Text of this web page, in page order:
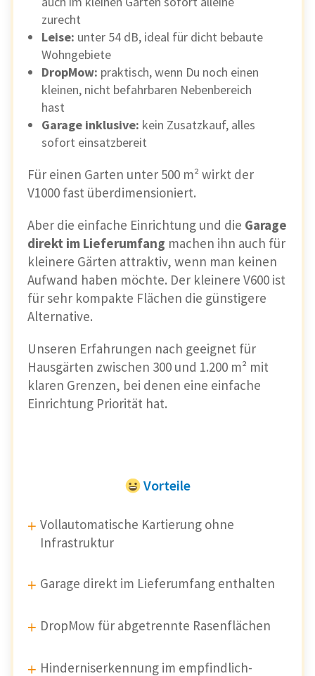
zurecht
Leise: unter 54 dB, ideal für dicht bebaute
Wohngebiete
DropMow: praktisch, wenn Du noch einen
kleinen, nicht befahrbaren Nebenbereich
hast
Garage inklusive: kein Zusatzkauf, alles
sofort einsatzbereit
Für einen Garten unter 500 m² wirkt der
V1000 fast überdimensioniert.
Aber die einfache Einrichtung und die Garage
direkt im Lieferumfang machen ihn auch für
kleinere Gärten attraktiv, wenn man keinen
Aufwand haben möchte. Der kleinere V600 ist
für sehr kompakte Flächen die günstigere
Alternative.
Unseren Erfahrungen nach geeignet für
Hausgärten zwischen 300 und 1.200 m² mit
klaren Grenzen, bei denen eine einfache
Einrichtung Priorität hat.
Vorteile
Vollautomatische Kartierung ohne
Infrastruktur
Garage direkt im Lieferumfang enthalten
DropMow für abgetrennte Rasenflächen
Hinderniserkennung im empfindlich-
Nachteile
Kleine Hindernisse unter 10 cm(z. B. Igel)
werden nicht zuverlässig erkannt
Kantenmähen nur dann optimal
RTK-Antenne braucht freie Sicht zum
Himmel – nicht jeder Garten eignet sich
dafür
Akku reicht nicht für große Flächen am
Stück – mäht in Etappen (was durch
Zeitpläne aber kaum stört)
Ersteinrichtung erfordert WLAN–
Bluetooth-Betrieb danach möglich, aber
weniger komfortabel